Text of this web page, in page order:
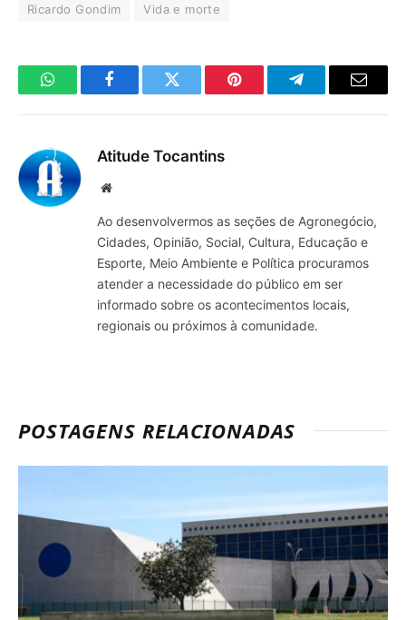
Ricardo Gondim Vida e morte
WhatsAppFacebookTwitter Pinterest TelegramaE-
Atitude Tocantins
Site
Ao desenvolvermos as seções de Agronegócio,
Cidades, Opinião, Social, Cultura, Educação e
Esporte, Meio Ambiente e Política procuramos
atender a necessidade do público em ser
informado sobre os acontecimentos locais,
regionais ou próximos à comunidade.
POSTAGENS RELACIONADAS